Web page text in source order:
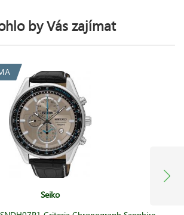
by Vás zajímat
Seiko